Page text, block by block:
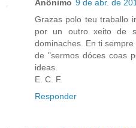
Anônimo 9 de abr. de
Grazas polo teu traballo
por un outro xeito de
dominaches. En ti
de "sermos dóces coas
ideas.
E. C. F.
Responder